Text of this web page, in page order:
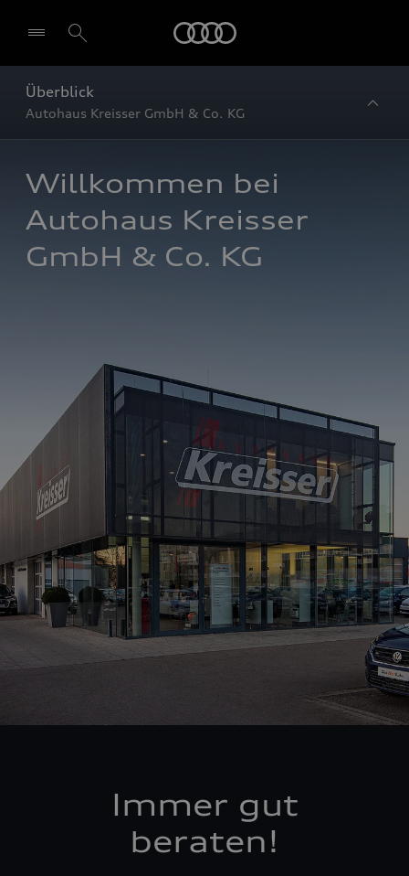
Überblick
Autohaus Kreisser GmbH & Co. KG
Willkommen bei
Autohaus Kreisser
GmbH & Co. KG
Immer gut
beraten!